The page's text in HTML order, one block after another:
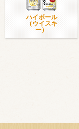
ハイボール
（ウイスキ
ー）